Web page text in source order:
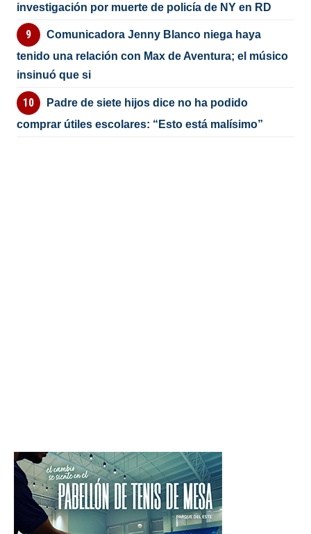
investigación por muerte de policía de NY en RD
Comunicadora Jenny Blanco niega haya
tenido una relación con Max de Aventura; el músico
insinuó que si
Padre de siete hijos dice no ha podido
comprar útiles escolares: “Esto está malísimo”